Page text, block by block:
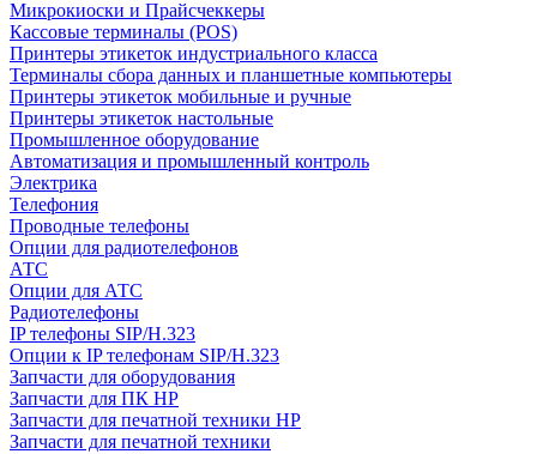
Микрокиоски и Прайсчеккеры
Кассовые терминалы (POS)
Принтеры этикеток индустриального класса
Терминалы сбора данных и планшетные компьютеры
Принтеры этикеток мобильные и ручные
Принтеры этикеток настольные
Промышленное оборудование
Автоматизация и промышленный контроль
Электрика
Телефония
Проводные телефоны
Опции для радиотелефонов
АТС
Опции для АТС
Радиотелефоны
IP телефоны SIP/H.323
Опции к IP телефонам SIP/H.323
Запчасти для оборудования
Запчасти для ПК HP
Запчасти для печатной техники HP
Запчасти для печатной техники